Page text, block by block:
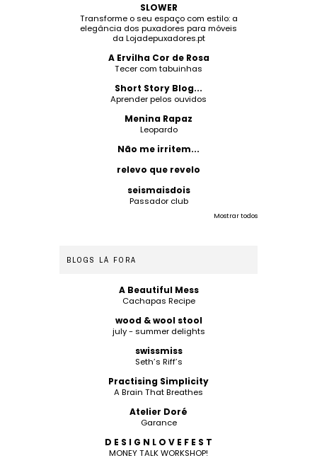
SLOWER
Transforme o seu espaço com estilo: a
elegância dos puxadores para móveis
da Lojadepuxadores.pt
A Ervilha Cor de Rosa
Tecer com tabuinhas
Short Story Blog...
Aprender pelos ouvidos
Menina Rapaz
Leopardo
Não me irritem...
relevo que revelo
seismaisdois
Passador club
Mostrar todos
BLOGS LÁ FORA
A Beautiful Mess
Cachapas Recipe
wood & wool stool
july - summer delights
swissmiss
Seth’s Riff’s
Practising Simplicity
A Brain That Breathes
Atelier Doré
Garance
D E S I G N L O V E F E S T
MONEY TALK WORKSHOP!